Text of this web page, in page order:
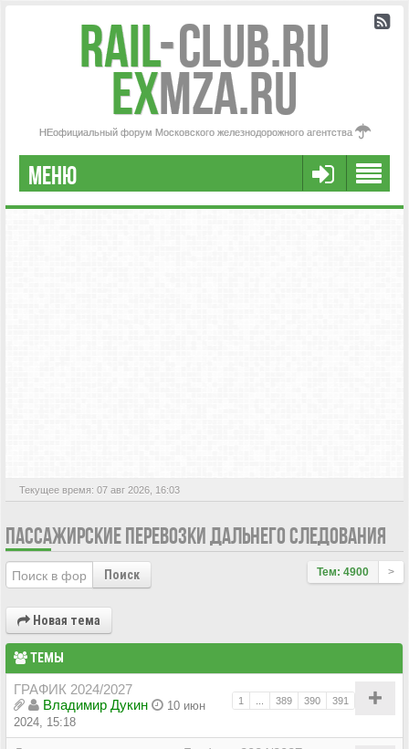
Rail-Club.RU
exMZA.RU
НЕофициальный форум Московского железнодорожного агентства
МЕНЮ
РЕГИСТРАЦИЯ
Текущее время: 07 авг 2026, 16:03
ПАССАЖИРСКИЕ ПЕРЕВОЗКИ ДАЛЬНЕГО СЛЕДОВАНИЯ
Поиск Тем: 4900 >
Новая тема
ТЕМЫ
ГРАФИК 2024/2027
1 389 390 391
Владимир Дукин
10 июн
2024, 15:18